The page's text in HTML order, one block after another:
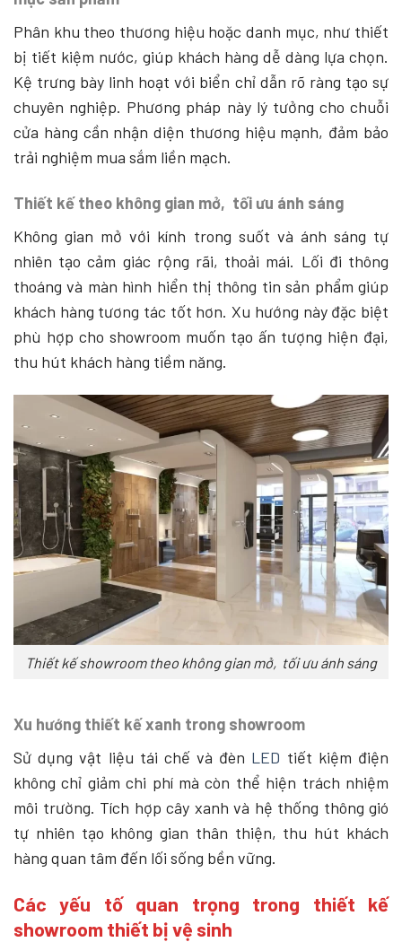
Phân khu theo thương hiệu hoặc danh mục, như thiết
bị tiết kiệm nước, giúp khách hàng dễ dàng lựa chọn.
Kệ trưng bày linh hoạt với biển chỉ dẫn rõ ràng tạo sự
chuyên nghiệp. Phương pháp này lý tưởng cho chuỗi
cửa hàng cần nhận diện thương hiệu mạnh, đảm bảo
trải nghiệm mua sắm liền mạch.
Thiết kế theo không gian mở, tối ưu ánh sáng
Không gian mở với kính trong suốt và ánh sáng tự
nhiên tạo cảm giác rộng rãi, thoải mái. Lối đi thông
thoáng và màn hình hiển thị thông tin sản phẩm giúp
khách hàng tương tác tốt hơn. Xu hướng này đặc biệt
phù hợp cho showroom muốn tạo ấn tượng hiện đại,
thu hút khách hàng tiềm năng.
Thiết kế showroom theo không gian mở, tối ưu ánh sáng
Xu hướng thiết kế xanh trong showroom
Sử dụng vật liệu tái chế và đèn LED tiết kiệm điện
không chỉ giảm chi phí mà còn thể hiện trách nhiệm
môi trường. Tích hợp cây xanh và hệ thống thông gió
tự nhiên tạo không gian thân thiện, thu hút khách
hàng quan tâm đến lối sống bền vững.
Các yếu tố quan trọng trong thiết kế
showroom thiết bị vệ sinh